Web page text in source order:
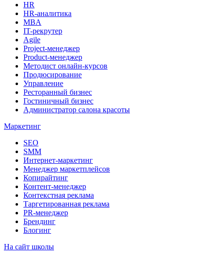
HR
HR-аналитика
MBA
IT-рекрутер
Agile
Project-менеджер
Product-менеджер
Методист онлайн-курсов
Продюсирование
Управление
Ресторанный бизнес
Гостиничный бизнес
Администратор салона красоты
Маркетинг
SEO
SMM
Интернет-маркетинг
Менеджер маркетплейсов
Копирайтинг
Контент-менеджер
Контекстная реклама
Таргетированная реклама
PR-менеджер
Брендинг
Блогинг
На сайт школы